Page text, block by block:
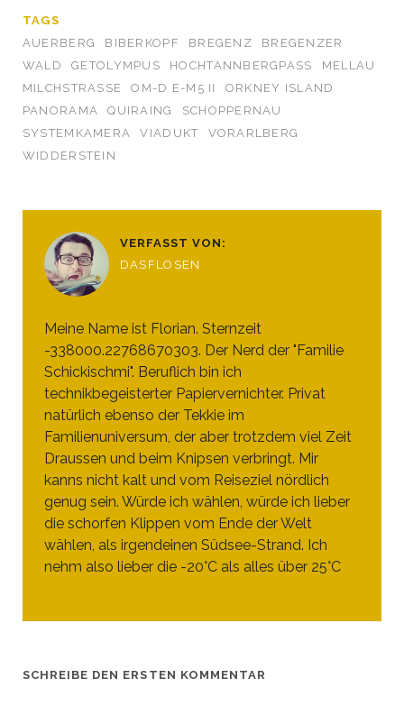
TAGS
AUERBERG
BIBERKOPF BREGENZ
BREGENZER
WALD
GETOLYMPUS HOCHTANNBERGPASS
MELLAU
MILCHSTRASSE
OM-D E-M5 II
ORKNEY ISLAND
PANORAMA
QUIRAING
SCHOPPERNAU
SYSTEMKAMERA
VIADUKT
VORARLBERG
WIDDERSTEIN
VERFASST VON:
DASFLOSEN
Meine Name ist Florian. Sternzeit
-338000.22768670303. Der Nerd der "Familie
Schickischmi". Beruflich bin ich
technikbegeisterter Papiervernichter. Privat
natürlich ebenso der Tekkie im
Familienuniversum, der aber trotzdem viel Zeit
Draussen und beim Knipsen verbringt. Mir
kanns nicht kalt und vom Reiseziel nördlich
genug sein. Würde ich wählen, würde ich lieber
die schorfen Klippen vom Ende der Welt
wählen, als irgendeinen Südsee-Strand. Ich
nehm also lieber die -20°C als alles über 25°C
SCHREIBE DEN ERSTEN KOMMENTAR